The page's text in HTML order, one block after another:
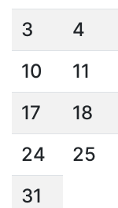
3
4
10
11
17
18
24
25
31